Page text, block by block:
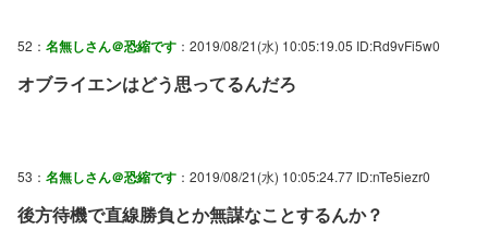
52： 名無しさん＠恐縮です ：2019/08/21(水) 10:05:19.05 ID:Rd9vFi5w0
オブライエンはどう思ってるんだろ
53： 名無しさん＠恐縮です ：2019/08/21(水) 10:05:24.77 ID:nTe5iezr0
後方待機で直線勝負とか無謀なことするんか？